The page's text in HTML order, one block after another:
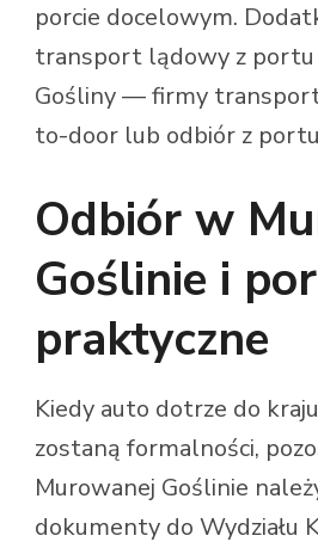
porcie docelowym.
transport lądowy z portu
Gośliny — firmy
to-door lub odbiór z
Odbiór w
Goślinie i
praktyczne
Kiedy auto dotrze do
zostaną formalności,
Murowanej Goślinie
dokumenty do Wydziału